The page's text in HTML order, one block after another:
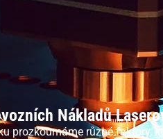
Nákladů
prozkoumáme různé faktory,